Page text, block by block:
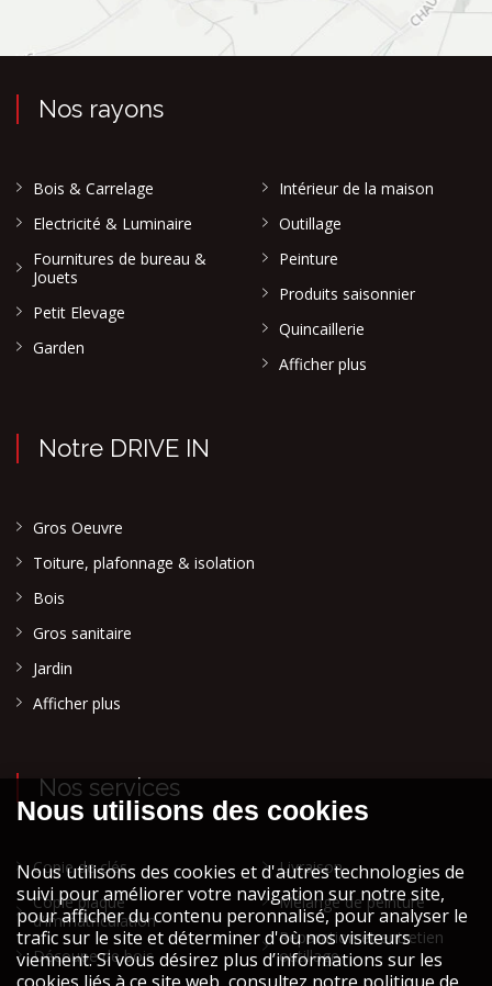
Nos rayons
Bois & Carrelage
Electricité & Luminaire
Fournitures de bureau &
Jouets
Petit Elevage
Garden
Intérieur de la maison
Outillage
Peinture
Produits saisonnier
Quincaillerie
Afficher plus
Notre DRIVE IN
Gros Oeuvre
Toiture, plafonnage & isolation
Bois
Gros sanitaire
Jardin
Afficher plus
Nos services
Copie de clés
Copie plaque
d'immatriculation
Découpe de bois
Livraison
Mélange de peinture
Réparation et entretien
outillage